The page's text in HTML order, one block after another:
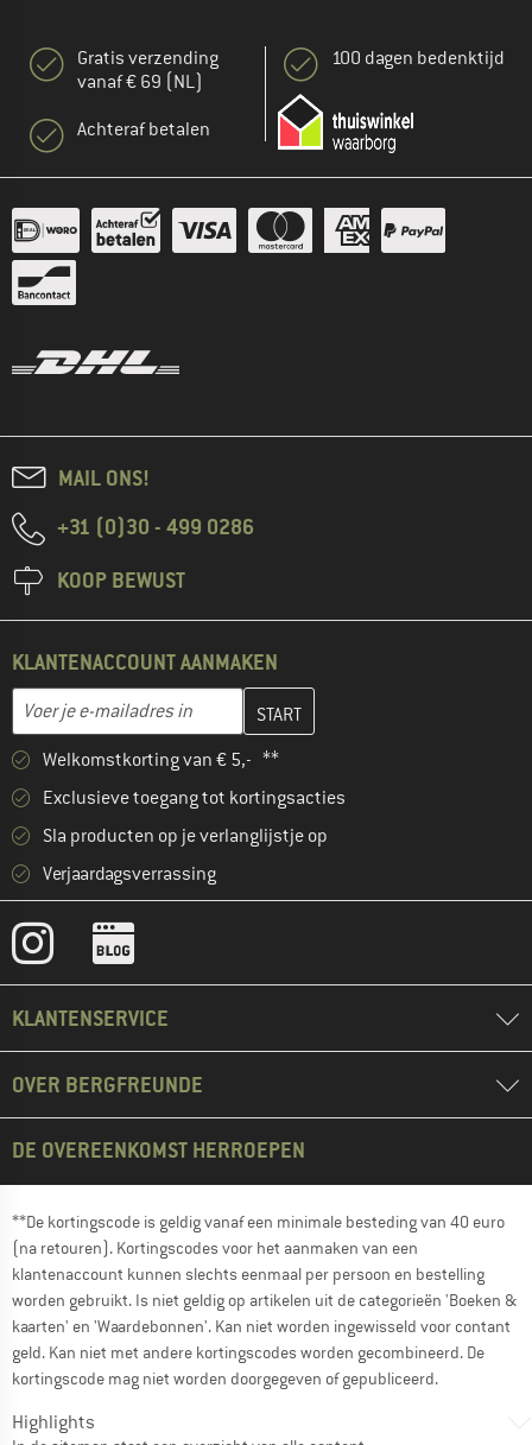
Gratis verzending
vanaf € 69 (NL)
Achteraf betalen
100 dagen bedenktijd
MAIL ONS!
+31 (0)30 - 499 0286
KOOP BEWUST
KLANTENACCOUNT AANMAKEN
E-mailadres
Vul je e-mailadres hier in en maak in de volgende stap je
Welkomstkorting van € 5,- **
Exclusieve toegang tot kortingsacties
Sla producten op je verlanglijstje op
Verjaardagsverrassing
KLANTENSERVICE
OVER BERGFREUNDE
DE OVEREENKOMST HERROEPEN
**De kortingscode is geldig vanaf een minimale besteding van 40 euro
(na retouren). Kortingscodes voor het aanmaken van een
klantenaccount kunnen slechts eenmaal per persoon en bestelling
worden gebruikt. Is niet geldig op artikelen uit de categorieën 'Boeken &
kaarten' en 'Waardebonnen'. Kan niet worden ingewisseld voor contant
geld. Kan niet met andere kortingscodes worden gecombineerd. De
kortingscode mag niet worden doorgegeven of gepubliceerd.
Highlights